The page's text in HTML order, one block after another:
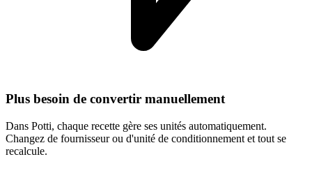
Plus besoin de convertir manuellement
Dans Potti, chaque recette gère ses unités automatiquement.
Changez de fournisseur ou d'unité de conditionnement et tout se
recalcule.